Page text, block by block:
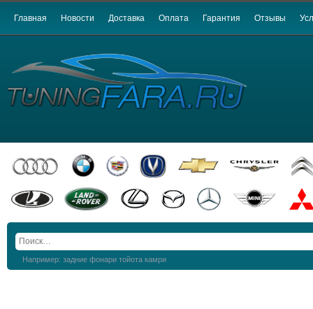
Главная Новости Доставка Оплата Гарантия Отзывы
Например: задние фонари тойота камри